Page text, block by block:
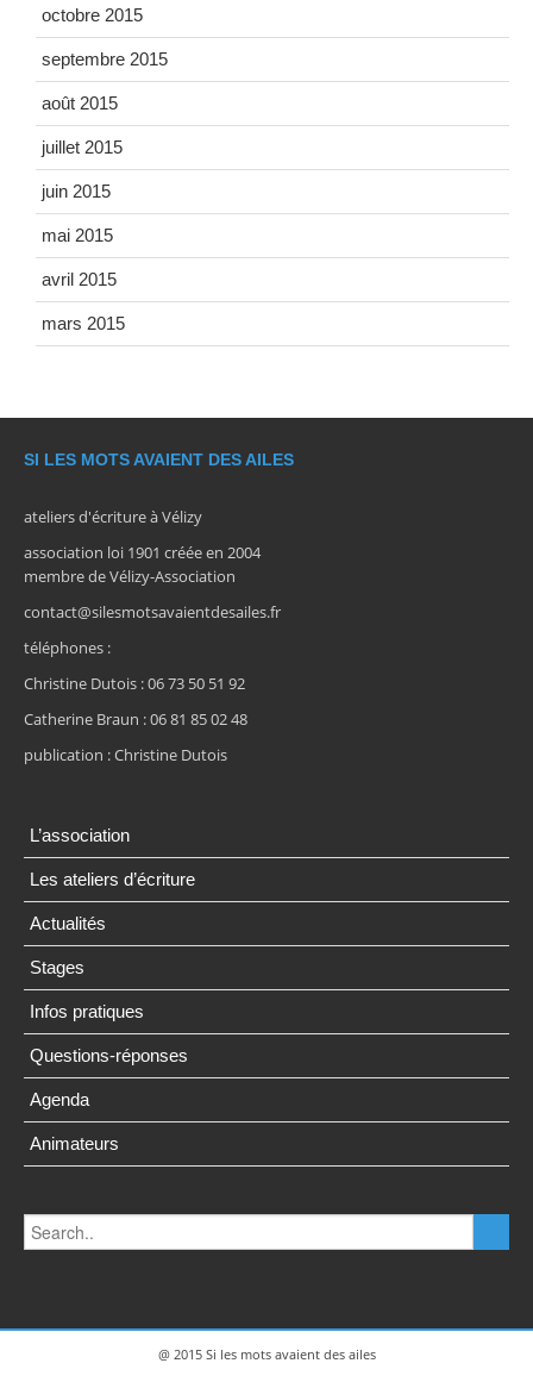
octobre 2015
septembre 2015
août 2015
juillet 2015
juin 2015
mai 2015
avril 2015
mars 2015
SI LES MOTS AVAIENT DES AILES
ateliers d'écriture à Vélizy
association loi 1901 créée en 2004
membre de Vélizy-Association
contact@silesmotsavaientdesailes.fr
téléphones :
Christine Dutois : 06 73 50 51 92
Catherine Braun : 06 81 85 02 48
publication : Christine Dutois
L’association
Les ateliers d’écriture
Actualités
Stages
Infos pratiques
Questions-réponses
Agenda
Animateurs
@ 2015 Si les mots avaient des ailes